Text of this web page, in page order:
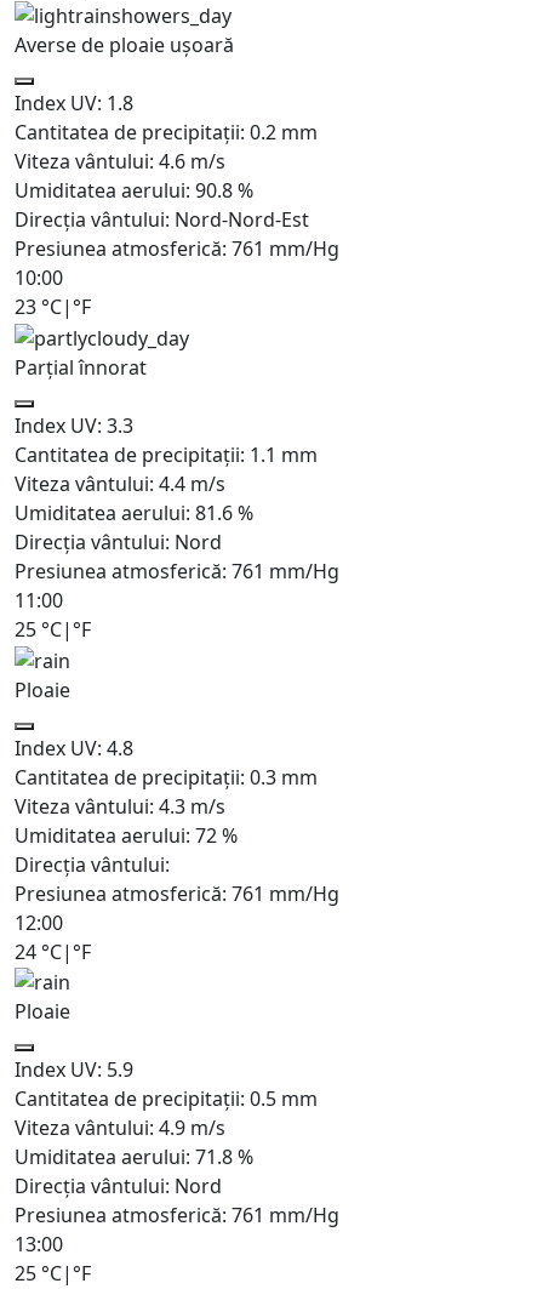
Averse de ploaie ușoară
Index UV: 1.8
Cantitatea de precipitații: 0.2 mm
Viteza vântului: 4.6 m/s
Umiditatea aerului: 90.8%
Direcția vântului: Nord-Nord-Est
Presiunea atmosferică: 761 mm/Hg
10:00
23 °C| °F
Parțial înnorat
Index UV: 3.3
Cantitatea de precipitații: 1.1 mm
Viteza vântului: 4.4 m/s
Umiditatea aerului: 81.6%
Direcția vântului: Nord
Presiunea atmosferică: 761 mm/Hg
11:00
25 °C| °F
Ploaie
Index UV: 4.8
Cantitatea de precipitații: 0.3 mm
Viteza vântului: 4.3 m/s
Umiditatea aerului: 72%
Direcția vântului:
Presiunea atmosferică: 761 mm/Hg
12:00
24 °C| °F
Ploaie
Index UV: 5.9
Cantitatea de precipitații: 0.5 mm
Viteza vântului: 4.9 m/s
Umiditatea aerului: 71.8%
Direcția vântului: Nord
Presiunea atmosferică: 761 mm/Hg
13:00
25 °C| °F